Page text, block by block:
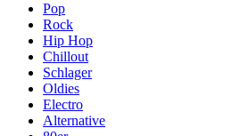
Pop
Rock
Hip Hop
Chillout
Schlager
Oldies
Electro
Alternative